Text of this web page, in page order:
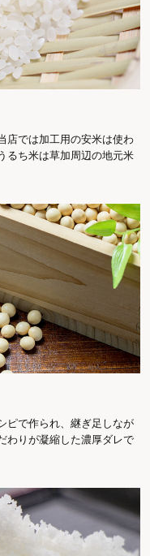
店では加工用の安米は使わ
るち米は草加周辺の地元米
ピで作られ、継ぎ足しなが
わりが凝縮した濃厚ダレで